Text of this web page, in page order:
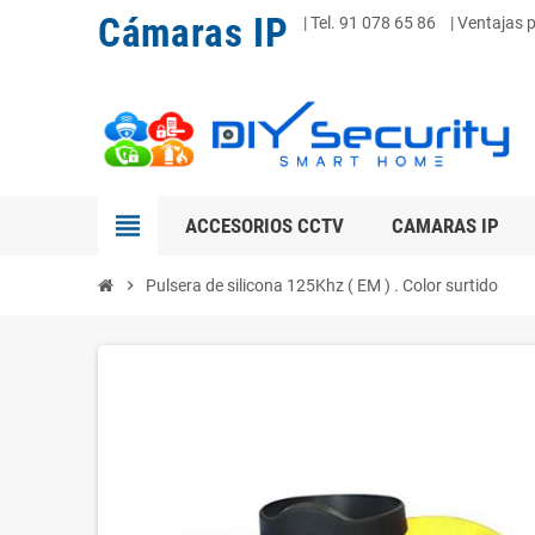
Cámaras IP |Tel. 91 078 65 86 | Ventajas
view_headline ACCESORIOS CCTV CAMARAS IP
chevron_right Pulsera de silicona 125Khz ( EM ) . Color surtido